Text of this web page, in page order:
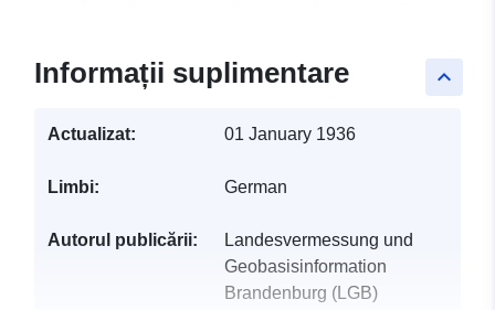
keyboard_arrow_up
Informații suplimentare
Actualizat: 01 January 1936
Limbi: German
Autorul publicării:
Landesvermessung und
Geobasisinformation
Brandenburg (LGB)